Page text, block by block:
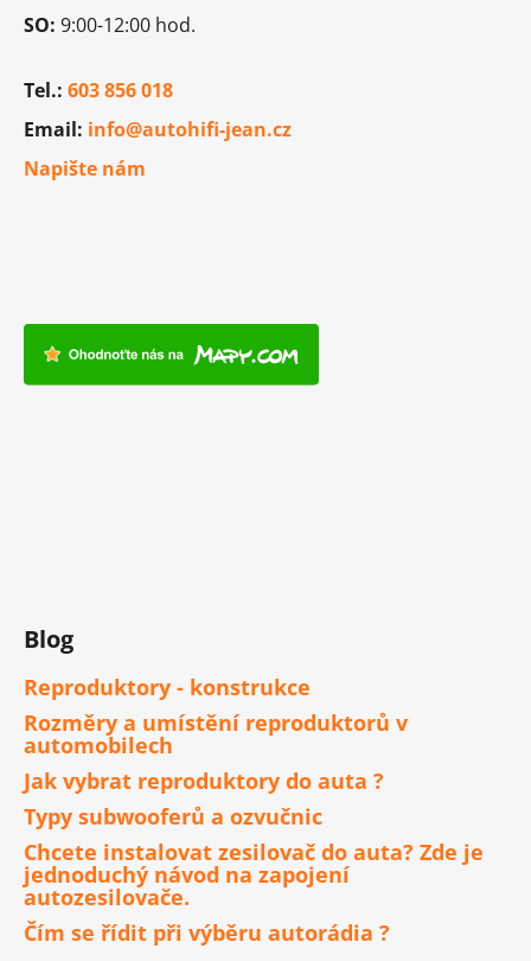
SO: 9:00-12:00 hod.
Tel.: 603 856 018
Email: info@autohifi-jean.cz
Napište nám
Blog
Reproduktory - konstrukce
Rozměry a umístění reproduktorů v
automobilech
Jak vybrat reproduktory do auta ?
Typy subwooferů a ozvučnic
Chcete instalovat zesilovač do auta? Zde je
jednoduchý návod na zapojení
autozesilovače.
Čím se řídit při výběru autorádia ?